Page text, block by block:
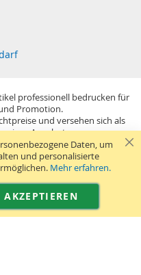
professionell bedrucken für
Promotion.
und versehen sich als
eines Angebots.
(§14 BGB) im Sinne der
sich netto zzgl. MwSt. USB-
und GEMA.
Kontaktformular
Daten, um
und personalisierte
Mehr erfahren.
AKZEPTIEREN